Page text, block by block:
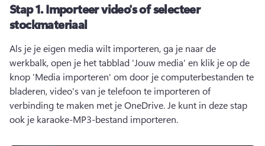
Stap 1.Importeer video's of selecteer
stockmateriaal
Als je je eigen media wilt importeren, ga je naar de
werkbalk, open je het tabblad 'Jouw media' en klik je op de
knop 'Media importeren' om door je computerbestanden te
bladeren, video's van je telefoon te importeren of
verbinding te maken met je OneDrive. Je kunt in deze stap
ook je karaoke-MP3-bestand importeren.